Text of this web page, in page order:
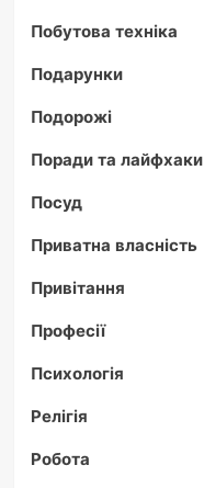
Побутова техніка
Подарунки
Подорожі
Поради та лайфхаки
Посуд
Приватна власність
Привітання
Професії
Психологія
Релігія
Робота